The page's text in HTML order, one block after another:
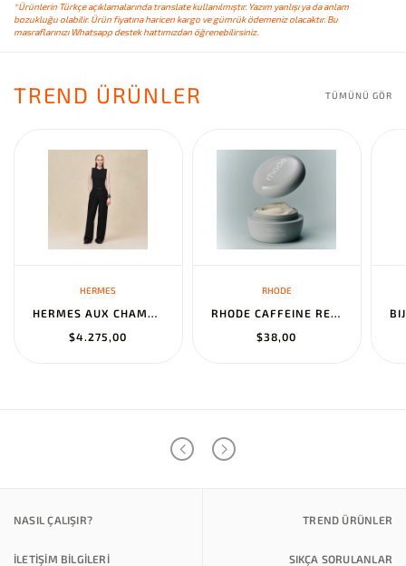
*Ürünlerin Türkçe açıklamalarında translate kullanılmıştır. Yazım yanlışı ya da anlam
bozukluğu olabilir. Ürün fiyatına haricen kargo ve gümrük ödemeniz olacaktır. Bu
masraflarınızı Whatsapp destek hattımızdan öğrenebilirsiniz.
TREND ÜRÜNLER TÜMÜNÜ GÖR
HERMES
HERMES AUX CHAMPS EN FLEURS" PANTS NOIR
$4.275,00
RHODE
RHODE CAFFEINE RESET SCULPTING CREAM MASK
$38,00
NASIL ÇALIŞIR? TREND ÜRÜNLER
İLETİŞİM BİLGİLERİ SIKÇA SORULANLAR